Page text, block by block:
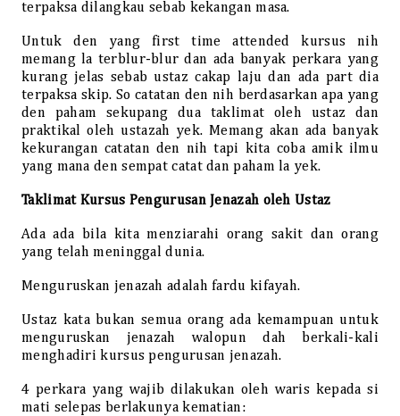
terpaksa dilangkau sebab kekangan masa.
Untuk den yang first time attended kursus nih
memang la terblur-blur dan ada banyak perkara yang
kurang jelas sebab ustaz cakap laju dan ada part dia
terpaksa skip. So catatan den nih berdasarkan apa yang
den paham sekupang dua taklimat oleh ustaz dan
praktikal oleh ustazah yek. Memang akan ada banyak
kekurangan catatan den nih tapi kita coba amik ilmu
yang mana den sempat catat dan paham la yek.
Taklimat Kursus Pengurusan Jenazah oleh Ustaz
Ada ada bila kita menziarahi orang sakit dan orang
yang telah meninggal dunia.
Menguruskan jenazah adalah fardu kifayah.
Ustaz kata bukan semua orang ada kemampuan untuk
menguruskan jenazah walopun dah berkali-kali
menghadiri kursus pengurusan jenazah.
4 perkara yang wajib dilakukan oleh waris kepada si
mati selepas berlakunya kematian: